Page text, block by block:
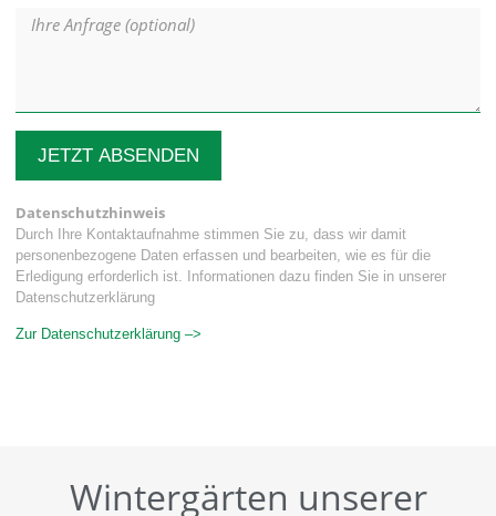
JETZT ABSENDEN
Datenschutzhinweis
Durch Ihre Kontaktaufnahme stimmen Sie zu, dass wir damit
personenbezogene Daten erfassen und bearbeiten, wie es für die
Erledigung erforderlich ist. Informationen dazu finden Sie in unserer
Datenschutzerklärung
Zur Datenschutzerklärung –>
Wintergärten unserer